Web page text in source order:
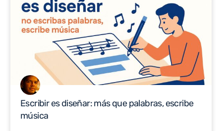
Escribir es diseñar: más que palabras, escribe
música